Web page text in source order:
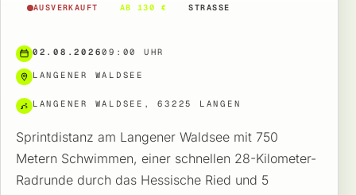
AUSVERKAUFT AB 130 € STRASSE
02.08.202609:00 UHR
LANGENER WALDSEE
LANGENER WALDSEE, 63225 LANGEN
Sprintdistanz am Langener Waldsee mit 750
Metern Schwimmen, einer schnellen 28-Kilometer-
Radrunde durch das Hessische Ried und 5